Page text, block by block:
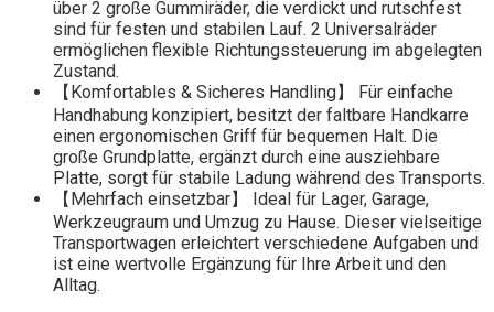
über 2 große Gummiräder, die verdickt und rutschfest
sind für festen und stabilen Lauf. 2 Universalräder
ermöglichen flexible Richtungssteuerung im abgelegten
Zustand.
【Komfortables & Sicheres Handling】 Für einfache
Handhabung konzipiert, besitzt der faltbare Handkarre
einen ergonomischen Griff für bequemen Halt. Die
große Grundplatte, ergänzt durch eine ausziehbare
Platte, sorgt für stabile Ladung während des Transports.
【Mehrfach einsetzbar】 Ideal für Lager, Garage,
Werkzeugraum und Umzug zu Hause. Dieser vielseitige
Transportwagen erleichtert verschiedene Aufgaben und
ist eine wertvolle Ergänzung für Ihre Arbeit und den
Alltag.